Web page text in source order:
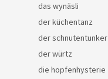
das wynäsli
der küchentanz
der schnutentunker
der würtz
die hopfenhysterie